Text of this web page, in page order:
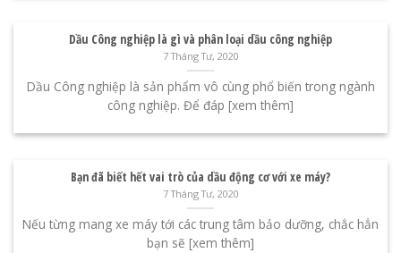
Dầu Công nghiệp là gì và phân loại dầu công nghiệp
7 Tháng Tư, 2020
Dầu Công nghiệp là sản phẩm vô cùng phổ biến trong ngành
công nghiệp. Để đáp [xem thêm]
Bạn đã biết hết vai trò của dầu động cơ với xe máy?
7 Tháng Tư, 2020
Nếu từng mang xe máy tới các trung tâm bảo dưỡng, chắc hẳn
bạn sẽ [xem thêm]